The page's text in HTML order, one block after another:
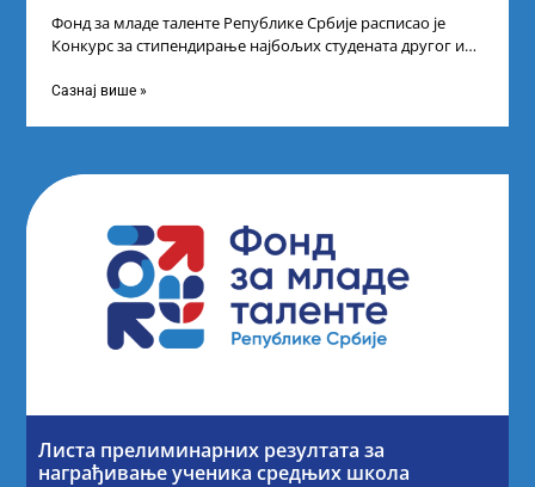
Фонд за младе таленте Републике Србије расписао је
Конкурс за стипендирање најбољих студената другог и
Сазнај више »
Листа прелиминарних резултата за
награђивање ученика средњих школа